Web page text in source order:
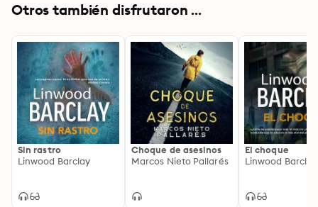
Otros también disfrutaron ...
Sin rastro
Linwood Barclay
Choque de asesinos
Marcos Nieto Pallarés
El choque
Linwood Barclay